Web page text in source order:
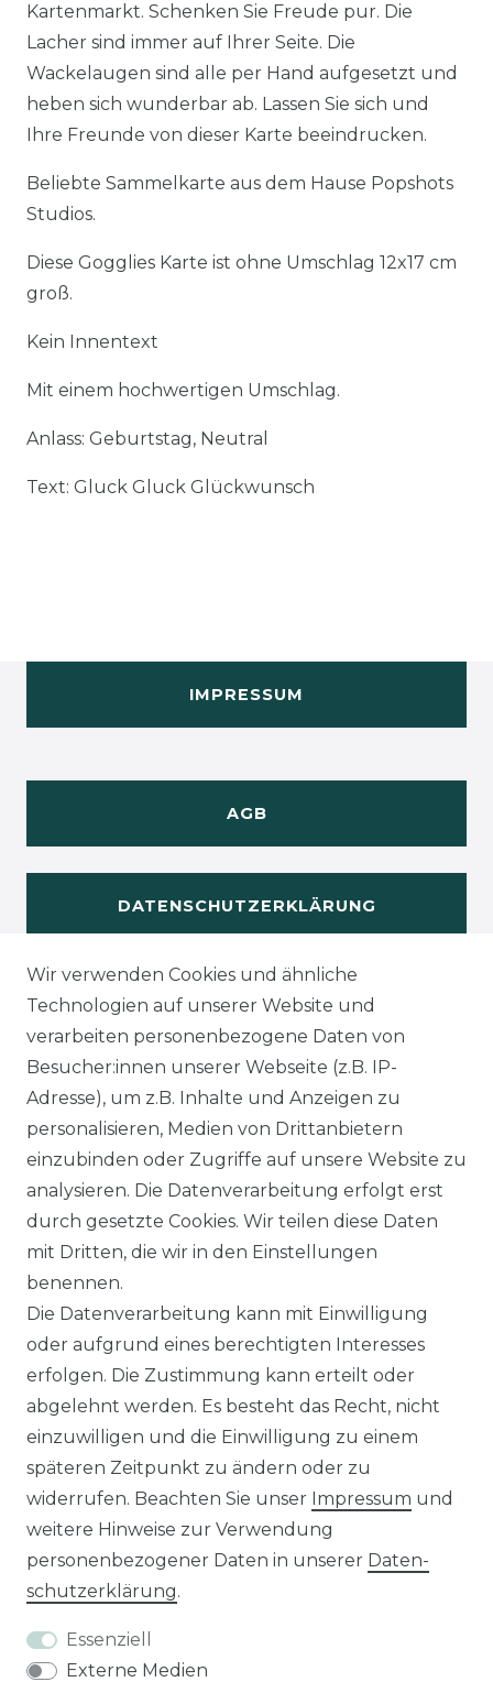
Kartenmarkt. Schenken Sie Freude pur. Die
Lacher sind immer auf Ihrer Seite. Die
Wackelaugen sind alle per Hand aufgesetzt und
heben sich wunderbar ab. Lassen Sie sich und
Ihre Freunde von dieser Karte beeindrucken.
Beliebte Sammelkarte aus dem Hause Popshots
Studios.
Diese Gogglies Karte ist ohne Umschlag 12x17 cm
groß.
Kein Innentext
Mit einem hochwertigen Umschlag.
Anlass: Geburtstag, Neutral
Text: Gluck Gluck Glückwunsch
IMPRESSUM
AGB
DATENSCHUTZERKLÄRUNG
WIDERUFSRECHT
KONTAKT
Sie sind Händlerund möchten Sich mit uns
in Verbindung setzen?
unter:
0421 - 7942081
Unseren Händlershop finden Sie hier:
https://b2b-popshotsstudios.de/
Wir versenden mit
Unsere Zahlungsarten
Wir verwenden Cookies und ähnliche
Technologien auf unserer Website und
verarbeiten personenbezogene Daten von
Besucher:innen unserer Webseite (z.B. IP-
Adresse), um z.B. Inhalte und Anzeigen zu
personalisieren, Medien von Drittanbietern
einzubinden oder Zugriffe auf unsere Website zu
analysieren. Die Datenverarbeitung erfolgt erst
durch gesetzte Cookies. Wir teilen diese Daten
mit Dritten, die wir in den Einstellungen
benennen.
Die Datenverarbeitung kann mit Einwilligung
oder aufgrund eines berechtigten Interesses
erfolgen. Die Zustimmung kann erteilt oder
abgelehnt werden. Es besteht das Recht, nicht
einzuwilligen und die Einwilligung zu einem
späteren Zeitpunkt zu ändern oder zu
widerrufen. Beachten Sie unser Impressum und
weitere Hinweise zur Verwendung
personenbezogener Daten in unserer Daten­
schutz­erklärung.
Essenziell
Externe Medien